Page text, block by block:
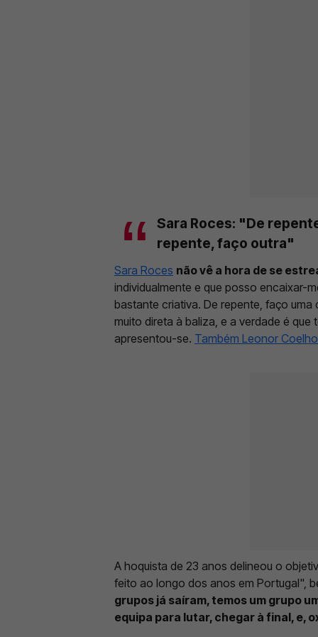
Sara Roces: "De
repente, faço outra"
Sara Roces não vê a hora de se
individualmente e que posso encaixar-
bastante criativa. De repente, faço
muito direta à baliza, e a verdade é
apresentou-se. Também Leonor
A hoquista de 23 anos delineou o
feito ao longo dos anos em Portugal",
grupos já saíram, temos um grupo
equipa para lutar, chegar à final, e,